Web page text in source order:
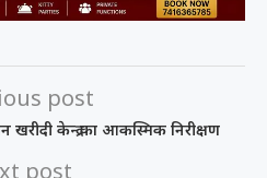
post
खरीदी केन्द्र का आकस्मिक निरीक्षण
post